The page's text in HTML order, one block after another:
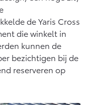
Touring
ELEKTRISCH
de Yaris Cross
die winkelt in
kunnen de
bezichtigen bij de
reserveren op